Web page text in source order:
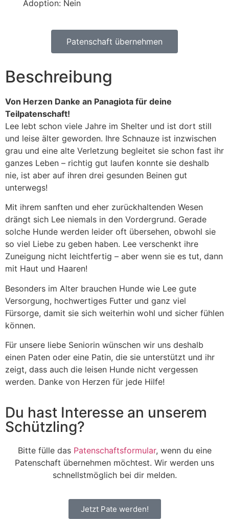
Adoption: Nein
Patenschaft übernehmen
Beschreibung
Von Herzen Danke an Panagiota für deine
Teilpatenschaft!
Lee lebt schon viele Jahre im Shelter und ist dort still
und leise älter geworden. Ihre Schnauze ist inzwischen
grau und eine alte Verletzung begleitet sie schon fast ihr
ganzes Leben – richtig gut laufen konnte sie deshalb
nie, ist aber auf ihren drei gesunden Beinen gut
unterwegs!
Mit ihrem sanften und eher zurückhaltenden Wesen
drängt sich Lee niemals in den Vordergrund. Gerade
solche Hunde werden leider oft übersehen, obwohl sie
so viel Liebe zu geben haben. Lee verschenkt ihre
Zuneigung nicht leichtfertig – aber wenn sie es tut, dann
mit Haut und Haaren!
Besonders im Alter brauchen Hunde wie Lee gute
Versorgung, hochwertiges Futter und ganz viel
Fürsorge, damit sie sich weiterhin wohl und sicher fühlen
können.
Für unsere liebe Seniorin wünschen wir uns deshalb
einen Paten oder eine Patin, die sie unterstützt und ihr
zeigt, dass auch die leisen Hunde nicht vergessen
werden. Danke von Herzen für jede Hilfe!
Du hast Interesse an unserem
Schützling?
Bitte fülle das Patenschaftsformular, wenn du eine
Patenschaft übernehmen möchtest. Wir werden uns
schnellstmöglich bei dir melden.
Jetzt Pate werden!